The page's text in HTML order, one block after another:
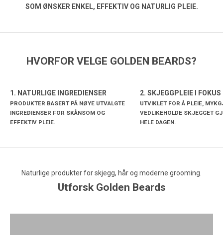
SOM ØNSKER ENKEL, EFFEKTIV OG NATURLIG PLEIE.
HVORFOR VELGE GOLDEN BEARDS?
1. NATURLIGE INGREDIENSER
PRODUKTER BASERT PÅ NØYE UTVALGTE
INGREDIENSER FOR SKÅNSOM OG
EFFEKTIV PLEIE.
2. SKJEGGPLEIE I FOKUS
UTVIKLET FOR Å PLEIE,
VEDLIKEHOLDE SKJEGGET
HELE DAGEN.
Naturlige produkter for skjegg, hår og moderne grooming.
Utforsk Golden Beards
Produkter for kontroll, form og naturlig hold.
Praktiske verktøy for vedlikehold og grooming.